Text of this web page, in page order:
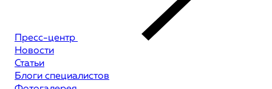
Пресс-центр
Новости
Статьи
Блоги специалистов